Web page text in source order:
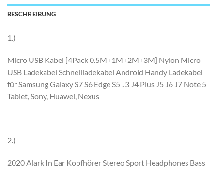
BESCHREIBUNG
1.)
Micro USB Kabel [4Pack 0.5M+1M+2M+3M] Nylon Micro
USB Ladekabel Schnellladekabel Android Handy Ladekabel
für Samsung Galaxy S7 S6 Edge S5 J3 J4 Plus J5 J6 J7 Note 5
Tablet, Sony, Huawei, Nexus
2.)
2020 Alark In Ear Kopfhörer Stereo Sport Headphones Bass